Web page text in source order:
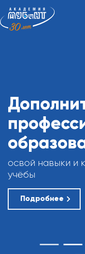
освой навыки и
учёбы
Подробнее